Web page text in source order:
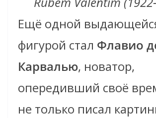
Ещё одной
фигурой стал Флавио
Карвалью, новатор,
опередивший своё
не только писал